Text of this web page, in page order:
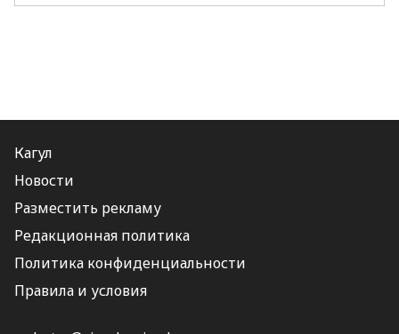
Кагул
Новости
Разместить рекламу
Редакционная политика
Политика конфиденциальности
Правила и условия